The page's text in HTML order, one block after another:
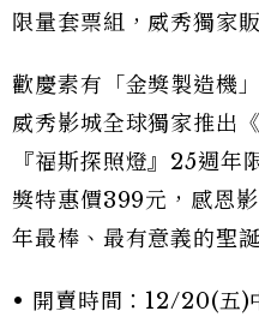
限量套票組，威秀獨家
歡慶素有「金獎製造機
威秀影城全球獨家推出
『福斯探照燈』25週年
獎特惠價399元，感恩
年最棒、最有意義的聖
• 開賣時間：12/20(五